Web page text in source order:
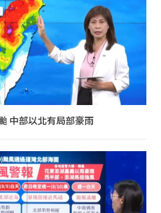
中部以北有局部豪雨